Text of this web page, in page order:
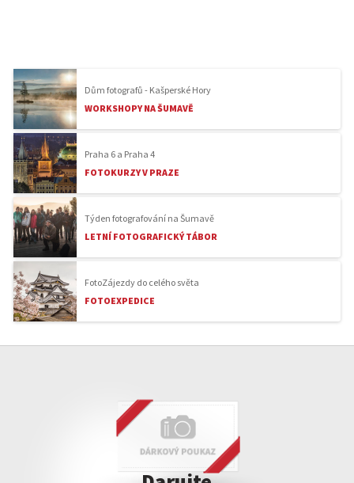
Dům fotografů - Kašperské Hory
WORKSHOPY NA ŠUMAVĚ
Praha 6 a Praha 4
FOTOKURZY V PRAZE
Týden fotografování na Šumavě
LETNÍ FOTOGRAFICKÝ TÁBOR
FotoZájezdy do celého světa
FOTOEXPEDICE